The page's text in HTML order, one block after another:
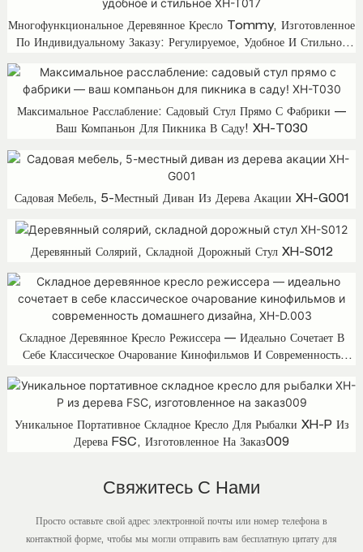
Многофункциональное Деревянное Кресло Tommy, Изготовленное
По Индивидуальному Заказу: Регулируемое, Удобное И Стильное
Максимальное Расслабление: Садовый Стул Прямо С Фабрики —
Ваш Компаньон Для Пикника В Саду! XH-T030
Садовая Мебель, 5-Местный Диван Из Дерева Акации XH-G001
Деревянный Солярий, Складной Дорожный Стул XH-S012
Складное Деревянное Кресло Режиссера — Идеально Сочетает В
Себе Классическое Очарование Кинофильмов И Современность
Уникальное Портативное Складное Кресло Для Рыбалки XH-P Из
Дерева FSC, Изготовленное На Заказ009
Свяжитесь С Нами
Просто оставьте свой адрес электронной почты или номер телефона в
контактной форме, чтобы мы могли отправить вам бесплатную цитату для